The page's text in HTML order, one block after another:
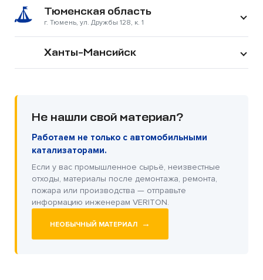
Тюменская область
г. Тюмень, ул. Дружбы 128, к. 1
Ханты-Мансийск
Не нашли свой материал?
Работаем не только с автомобильными
катализаторами.
Если у вас промышленное сырьё, неизвестные
отходы, материалы после демонтажа, ремонта,
пожара или производства — отправьте
информацию инженерам VERITON.
НЕОБЫЧНЫЙ МАТЕРИАЛ →